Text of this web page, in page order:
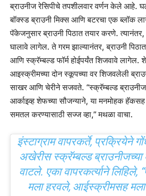
ब्राउनीज रेसिपीचे तपशीलवार वर्णन केले आहे.
बॉक्स्ड ब्राउनी मिक्स आणि बटरचा एक ब्लॉक
पॅकेजनुसार ब्राउनी पिठात तयार करणे.
घालावे लागेल. ते गरम झाल्यानंतर, ब्राउनी
आणि स्क्रॅम्बल्ड फॉर्म होईपर्यंत शिजवावे लागेल.
आइस्क्रीमच्या दोन स्कूपच्या वर शिजवलेली
साखर आणि चेरीने सजवते. “स्क्रॅम्बल्ड
आर्काइव्ह शेफच्या सौजन्याने, या मनमोहक हॅकसह
समतल करण्यासाठी सज्ज व्हा,” मथळा वाचा.
इंस्टाग्राम वापरकर्ते, प्रक्रियेने
अखेरीस स्क्रॅम्बल्ड ब्राउनीजच्या
वाटले. एका वापरकर्त्याने लिहिले,
मला हरवले, आईस्क्रीमसह मला